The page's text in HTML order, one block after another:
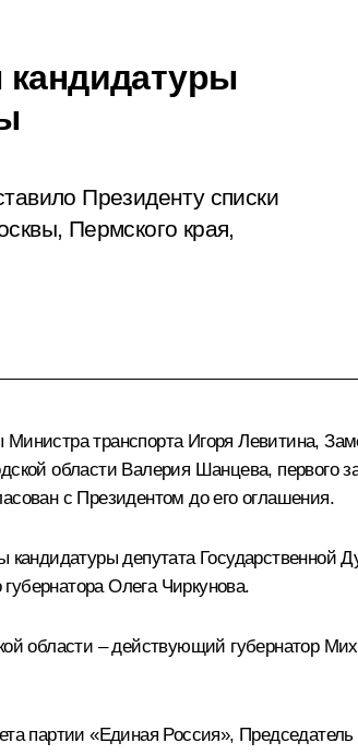
кандидатуры
Президенту списки
Пермского края,
транспорта Игоря Левитина,
области Валерия Шанцева, первого
с Президентом до его оглашения.
кандидатуры депутата
Олега Чиркунова.
области – действующий губернатор
партии «Единая Россия»,